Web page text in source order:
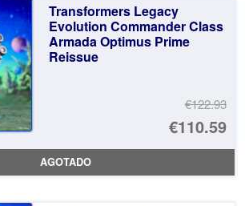
Transformers Legacy
Evolution Commander Class
Armada Optimus Prime
Reissue
€122.93
El
€110.59
El
AGOTADO